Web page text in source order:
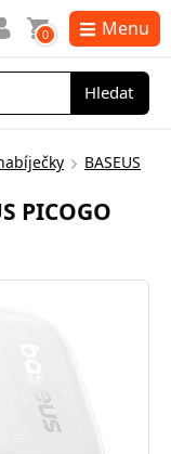
Hledat
0 Menu
BASEUS
PICOGO